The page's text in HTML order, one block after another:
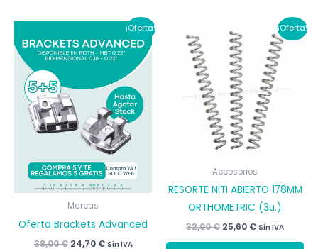
¡Oferta!
Marcas
Oferta Brackets Advanced
38,00€ El
24,70 €ElSin IVA
¡Oferta!
Accesorios
RESORTE NITI ABIERTO 178MM
ORTHOMETRIC (3u.)
32,00€ El
25,60 €ElSin IVA